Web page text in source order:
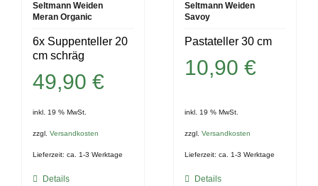
Seltmann Weiden
Meran Organic
6x Suppenteller 20
cm schräg
49,90 €
inkl. 19 % MwSt.
zzgl. Versandkosten
Lieferzeit: ca. 1-3 Werktage
Details
Seltmann Weiden
Savoy
Pastateller 30 cm
10,90€
inkl. 19 % MwSt.
zzgl.Versandkosten
Lieferzeit:ca. 1-3 Werktage
Details